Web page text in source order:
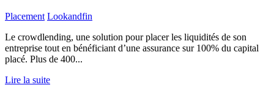
Placement Lookandfin
Le crowdlending, une solution pour placer les liquidités de son
entreprise tout en bénéficiant d’une assurance sur 100% du capital
placé. Plus de 400...
Lire la suite